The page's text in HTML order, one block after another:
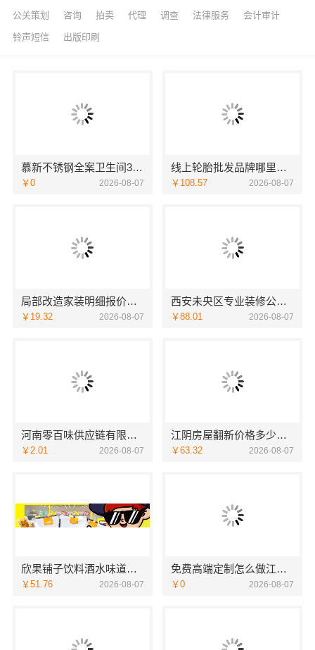
公关策划 咨询 拍卖 代理 调查 法律服务 会计审计
铃声短信 出版印刷
慕新不锈钢全案卫生间304材质
￥0 2026-08-07
线上轮胎批发品牌哪里买，湖北省腾冠畅实业贸易有限公司一手货源
￥108.57 2026-08-07
局部改造家装明细报价，万赢饰家新型建筑材料有限公司精准核算
￥19.32 2026-08-07
西安未央区专业装修公寓免费量房居安天成
￥88.01 2026-08-07
河南零百味供应链有限公司社区整店输出量贩零食适配全场景
￥2.01 2026-08-07
江阴房屋翻新价格多少？无锡亿莱居装饰工程材料有限公司全流程品控
￥63.32 2026-08-07
欣果铺子饮料酒水味道非常不错
￥51.76 2026-08-07
免费高端定制怎么做江苏东钢金属家居有限公司
￥0 2026-08-07